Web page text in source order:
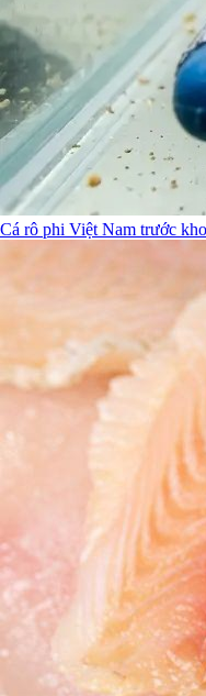
Cá rô phi Việt Nam trước